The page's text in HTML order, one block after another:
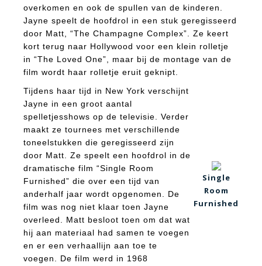
overkomen en ook de spullen van de kinderen.
Jayne speelt de hoofdrol in een stuk geregisseerd
door Matt, “The Champagne Complex”. Ze keert
kort terug naar Hollywood voor een klein rolletje
in “The Loved One”, maar bij de montage van de
film wordt haar rolletje eruit geknipt.
Tijdens haar tijd in New York verschijnt
Jayne in een groot aantal
spelletjesshows op de televisie. Verder
maakt ze tournees met verschillende
toneelstukken die geregisseerd zijn
door Matt. Ze speelt een hoofdrol in de
dramatische film “Single Room
Furnished” die over een tijd van
anderhalf jaar wordt opgenomen. De
film was nog niet klaar toen Jayne
overleed. Matt besloot toen om dat wat
hij aan materiaal had samen te voegen
en er een verhaallijn aan toe te
voegen. De film werd in 1968
Single
Room
Furnished